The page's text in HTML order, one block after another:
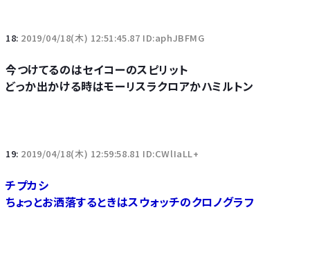
18: 2019/04/18(木) 12:51:45.87 ID:aphJBFMG
今つけてるのはセイコーのスピリット
どっか出かける時はモーリスラクロアかハミルトン
19: 2019/04/18(木) 12:59:58.81 ID:CWlIaLL+
チプカシ
ちょっとお洒落するときはスウォッチのクロノグラフ